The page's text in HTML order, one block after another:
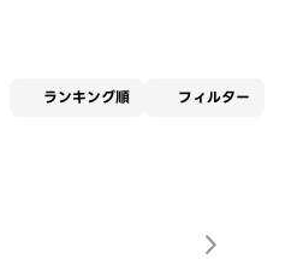
ランキング順 フィルター